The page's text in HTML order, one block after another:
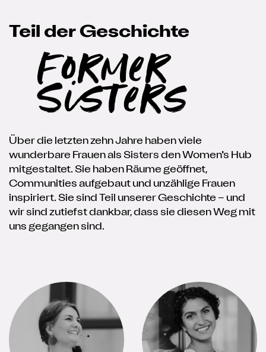
Teil der Geschichte
Former
Sisters
Über die letzten zehn Jahre haben viele
wunderbare Frauen als Sisters den Women’s Hub
mitgestaltet. Sie haben Räume geöffnet,
Communities aufgebaut und unzählige Frauen
inspiriert. Sie sind Teil unserer Geschichte – und
wir sind zutiefst dankbar, dass sie diesen Weg mit
uns gegangen sind.